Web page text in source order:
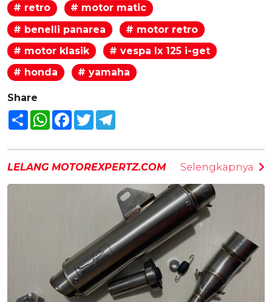
# retro
# motor matic
# benelli panarea
# motor retro
# motor klasik
# vespa lx 125 i-get
# honda
# yamaha
Share
Share WhatsAppFacebook
Twitter
LELANG MOTOREXPERTZ.COM Selengkapnya